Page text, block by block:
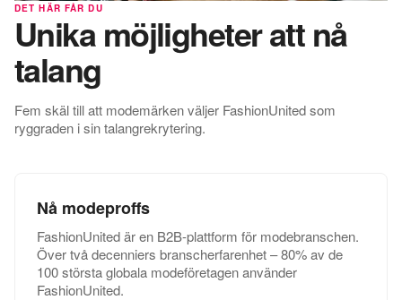
DET HÄR FÅR DU
Unika möjligheter att nå
talang
Fem skäl till att modemärken väljer FashionUnited som
ryggraden i sin talangrekrytering.
Nå modeproffs
FashionUnited är en B2B-plattform för modebranschen.
Över två decenniers branscherfarenhet – 80% av de
100 största globala modeföretagen använder
FashionUnited.